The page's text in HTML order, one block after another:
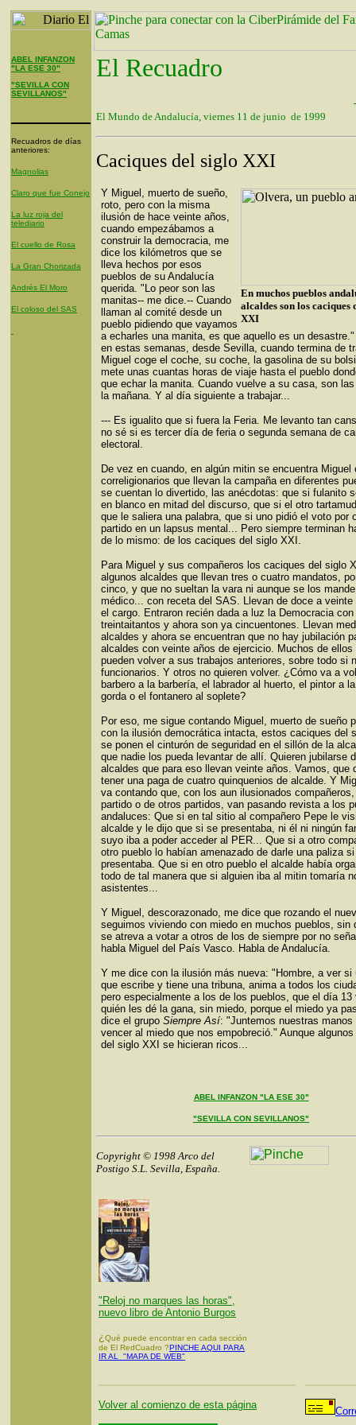
ABEL INFANZON
"LA ESE 30"
"SEVILLA CON
SEVILLANOS"
Recuadros de días
anteriores:
Magnolias
Claro que fue Conejo
La luz roja del
telediario
El cuello de Rosa
La Gran Chorizada
Andrés El Moro
El coloso del SAS
El Recuadro
El Mundo de Andalucía, viernes 11 de junio de 1999
Caciques del siglo XXI
En muchos pueblos
alcaldes son los caciques
XXI
Y Miguel, muerto de sueño,
roto, pero con la misma
ilusión de hace veinte años,
cuando empezábamos a
construir la democracia, me
dice los kilómetros que se
lleva hechos por esos
pueblos de su Andalucía
querida. "Lo peor son las
manitas-- me dice.-- Cuando
llaman al comité desde un
pueblo pidiendo que vayamos
a echarles una manita, es que aquello es un
en estas semanas, desde Sevilla, cuando termina de
Miguel coge el coche, su coche, la gasolina de su
mete unas cuantas horas de viaje hasta el pueblo
que echar la manita. Cuando vuelve a su casa, son
la mañana. Y al día siguiente a trabajar...
--- Es igualito que si fuera la Feria. Me levanto tan
no sé si es tercer día de feria o segunda semana de
electoral.
De vez en cuando, en algún mitin se encuentra Miguel
correligionarios que llevan la campaña en diferentes
se cuentan lo divertido, las anécdotas: que si fulanito
en blanco en mitad del discurso, que si el otro
que le saliera una palabra, que si uno pidió el voto por
partido en un lapsus mental... Pero siempre terminan
de lo mismo: de los caciques del siglo XXI.
Para Miguel y sus compañeros los caciques del siglo
algunos alcaldes que llevan tres o cuatro mandatos,
cinco, y que no sueltan la vara ni aunque se los
médico... con receta del SAS. Llevan de doce a veinte
el cargo. Entraron recién dada a luz la Democracia con
treintaitantos y ahora son ya cincuentones. Llevan
alcaldes y ahora se encuentran que no hay jubilación
alcaldes con veinte años de ejercicio. Muchos de ellos
pueden volver a sus trabajos anteriores, sobre todo si
funcionarios. Y otros no quieren volver. ¿Cómo va a
barbero a la barbería, el labrador al huerto, el pintor a
gorda o el fontanero al soplete?
Por eso, me sigue contando Miguel, muerto de sueño
con la ilusión democrática intacta, estos caciques del
se ponen el cinturón de seguridad en el sillón de la
que nadie los pueda levantar de allí. Quieren jubilarse
alcaldes que para eso llevan veinte años. Vamos, que
tener una paga de cuatro quinquenios de alcalde. Y
va contando que, con los aun ilusionados
partido o de otros partidos, van pasando revista a los
andaluces: Que si en tal sitio al compañero Pepe le
alcalde y le dijo que si se presentaba, ni él ni ningún
suyo iba a poder acceder al PER... Que si a otro
otro pueblo lo habían amenazado de darle una paliza
presentaba. Que si en otro pueblo el alcalde había
todo de tal manera que si alguien iba al mitin tomaría
asistentes...
Y Miguel, descorazonado, me dice que rozando el
seguimos viviendo con miedo en muchos pueblos, sin
se atreva a votar a otros de los de siempre por no
habla Miguel del País Vasco. Habla de Andalucía.
Y me dice con la ilusión más nueva: "Hombre, a ver si
que escribe y tiene una tribuna, anima a todos los
pero especialmente a los de los pueblos, que el día 13
quién les dé la gana, sin miedo, porque el miedo ya
dice el grupo Siempre Así: "Juntemos nuestras manos
vencer al miedo que nos empobreció." Aunque
del siglo XXI se hicieran ricos...
ABEL INFANZON "LA ESE 30"
"SEVILLA CON SEVILLANOS"
Copyright © 1998 Arco del
Postigo S.L. Sevilla, España.
"Reloj no marques las horas",
nuevo libro de Antonio Burgos
¿ Qué puede encontrar en cada sección
de El RedCuadro ?PINCHE AQUI PARA
IR AL "MAPA DE WEB"
Volver al comienzo de esta página